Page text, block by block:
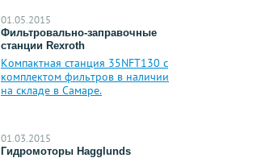
01.05.2015
Фильтровально-заправочные
станции Rexroth
Компактная станция 35NFT130 с
комплектом фильтров в наличии
на складе в Самаре.
01.03.2015
Гидромоторы Hagglunds